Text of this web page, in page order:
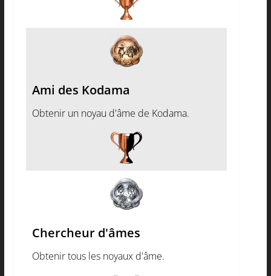
Ami des Kodama
Obtenir un noyau d'âme de Kodama.
Chercheur d'âmes
Obtenir tous les noyaux d'âme.